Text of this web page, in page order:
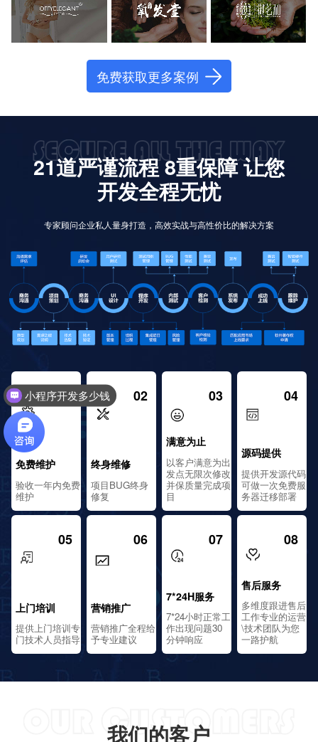
免费获取更多案例
21道严谨流程 8重保障 让您
开发全程无忧
专家顾问企业私人量身打造，高效实战与高性价比的解决方案
01
免费维护
验收一年内免费
维护
02
终身维修
项目BUG终身
修复
03
满意为止
以客户满意为出
发点无限次修改
并保质量完成项
目
04
源码提供
提供开发源代码
可做一次免费服
务器迁移部署
05
上门培训
提供上门培训专
门技术人员指导
06
营销推广
营销推广全程给
予专业建议
07
7*24H服务
7*24小时正常工
作出现问题30
分钟响应
08
售后服务
多维度跟进售后
工作专业的运营
\技术团队为您
一路护航
我们的客户
小程序开发多少钱